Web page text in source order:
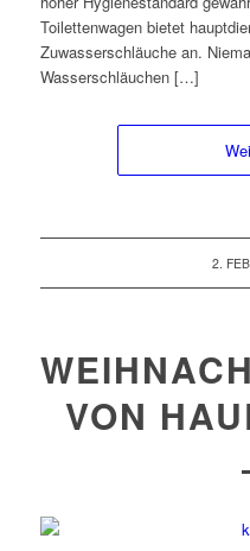
Toilettenwagen bietet
Zuwasserschläuche an.
Wasserschläuchen […]
2.
VON